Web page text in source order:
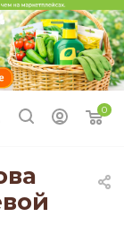
0